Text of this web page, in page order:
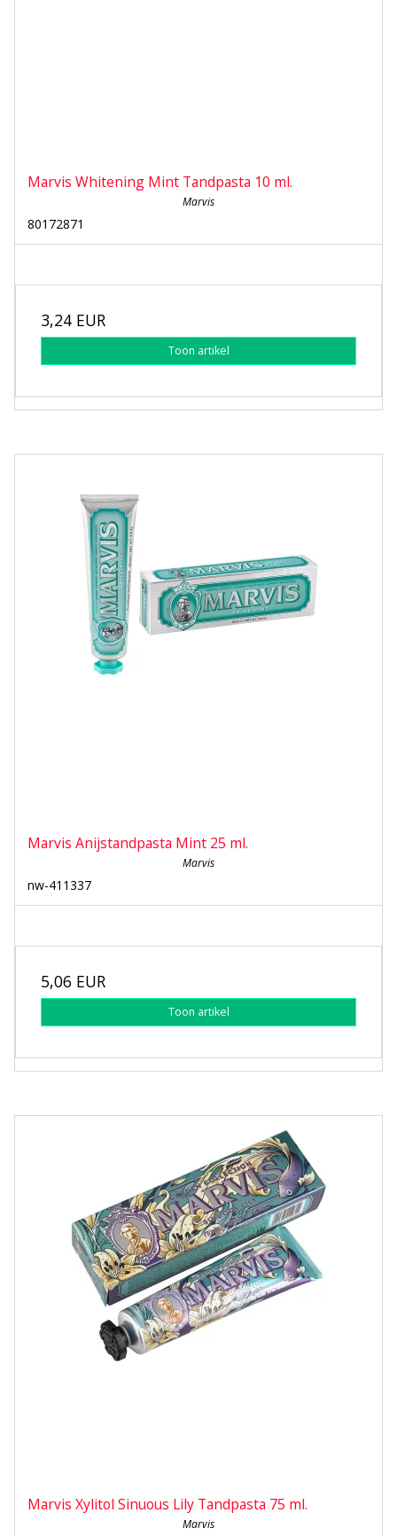
Marvis Whitening Mint Tandpasta 10 ml.
Marvis
80172871
3,24 EUR
Toon artikel
Marvis Anijstandpasta Mint 25 ml.
Marvis
nw-411337
5,06 EUR
Toon artikel
Marvis Xylitol Sinuous Lily Tandpasta 75 ml.
Marvis